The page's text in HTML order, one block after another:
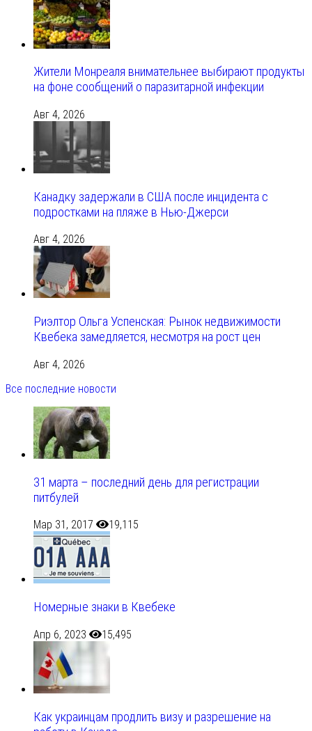
Жители Монреаля внимательнее выбирают продукты
на фоне сообщений о паразитарной инфекции
Авг 4, 2026
Канадку задержали в США после инцидента с
подростками на пляже в Нью-Джерси
Авг 4, 2026
Риэлтор Ольга Успенская: Рынок недвижимости
Квебека замедляется, несмотря на рост цен
Авг 4, 2026
Все последние новости
31 марта – последний день для регистрации
питбулей
Мар 31, 2017 19,115
Номерные знаки в Квебеке
Апр 6, 2023 15,495
Как украинцам продлить визу и разрешение на